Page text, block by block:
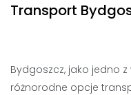
Transport
Bydgoszcz, jako jedno
różnorodne opcje